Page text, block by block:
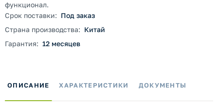
функционал.
Срок поставки: Под заказ
Страна производства: Китай
Гарантия: 12 месяцев
ОПИСАНИЕ ХАРАКТЕРИСТИКИ ДОКУМЕНТЫ